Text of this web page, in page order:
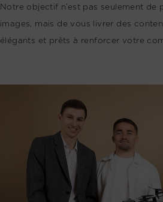
Notre objectif n’est pas seulement de
images, mais de vous livrer des
élégants et prêts à renforcer votre